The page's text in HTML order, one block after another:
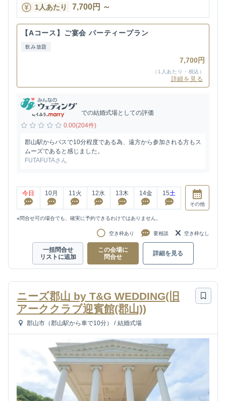
1人あたり 7,700円 ～
【Aコース】ご宴会 パーティープラン
飲み放題
7,700円
（1人あたり・税込）
詳細を見る
での結婚式場としての評価
0.00(204件)
郡山駅からバスで10分程度である為、遠方から参加される方もス
ムーズであると感じました。
FUTAFUTAさん
今日 10月 11火 12水 13木 14金 15土
その他
※問合せ可の場合でも、確実に予約できるわけではありません。
空き枠あり 要相談 空き枠なし
一括問合せ
リストに追加
この会場に
問合せ
詳細を見る
ニーズ郡山 by T&G WEDDING(旧
アーククラブ迎賓館(郡山))
郡山市（郡山駅から車で10分） / 結婚式場